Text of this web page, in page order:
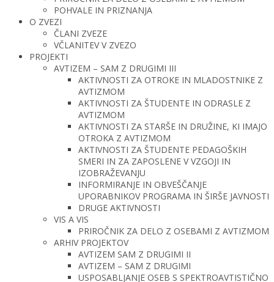
POHVALE IN PRIZNANJA
O ZVEZI
ČLANI ZVEZE
VČLANITEV V ZVEZO
PROJEKTI
AVTIZEM – SAM Z DRUGIMI III
AKTIVNOSTI ZA OTROKE IN MLADOSTNIKE Z
AVTIZMOM
AKTIVNOSTI ZA ŠTUDENTE IN ODRASLE Z
AVTIZMOM
AKTIVNOSTI ZA STARŠE IN DRUŽINE, KI IMAJO
OTROKA Z AVTIZMOM
AKTIVNOSTI ZA ŠTUDENTE PEDAGOŠKIH
SMERI IN ZA ZAPOSLENE V VZGOJI IN
IZOBRAŽEVANJU
INFORMIRANJE IN OBVEŠČANJE
UPORABNIKOV PROGRAMA IN ŠIRŠE JAVNOSTI
DRUGE AKTIVNOSTI
VIS A VIS
PRIROČNIK ZA DELO Z OSEBAMI Z AVTIZMOM
ARHIV PROJEKTOV
AVTIZEM SAM Z DRUGIMI II
AVTIZEM – SAM Z DRUGIMI
USPOSABLJANJE OSEB S SPEKTROAVTISTIČNO